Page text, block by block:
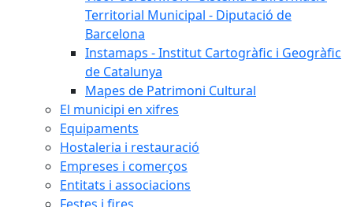
Territorial Municipal - Diputació de
Barcelona
Instamaps - Institut Cartogràfic i Geogràfic
de Catalunya
Mapes de Patrimoni Cultural
El municipi en xifres
Equipaments
Hostaleria i restauració
Empreses i comerços
Entitats i associacions